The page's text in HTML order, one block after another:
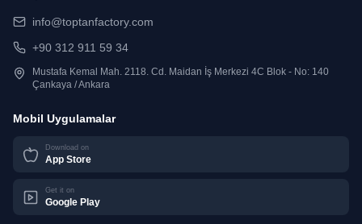
info@toptanfactory.com
+90 312 911 59 34
Mustafa Kemal Mah. 2118. Cd. Maidan İş Merkezi 4C Blok - No: 140
Çankaya / Ankara
Mobil Uygulamalar
Download on
App Store
Get it on
Google Play